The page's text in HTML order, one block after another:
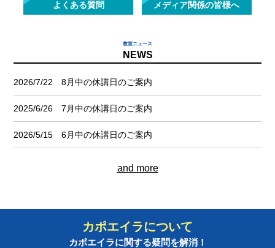
よくある質問 メディア関係の皆様へ
教室ニュース
NEWS
2026/7/22 8月中の休講日のご案内
2025/6/26 7月中の休講日のご案内
2026/5/15 6月中の休講日のご案内
and more
カポエイラについて
カポエイラに関する疑問を解消！